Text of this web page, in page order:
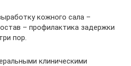
кожного сала –
– профилактика задержки
пор.
клиническими